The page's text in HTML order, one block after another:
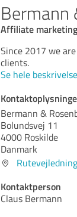
Bermann
Affiliate
Since 2017 we
clients.
Se hele
Bermann &
Bolundsvej 11
4000 Roskilde
Danmark
Rutevejledning
Kontaktperson
Claus Bermann